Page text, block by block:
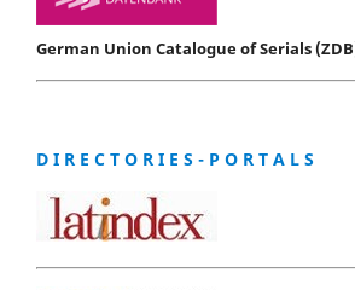
German Union Catalogue of Serials
D I R E C T O R I E S - P O R T A L S